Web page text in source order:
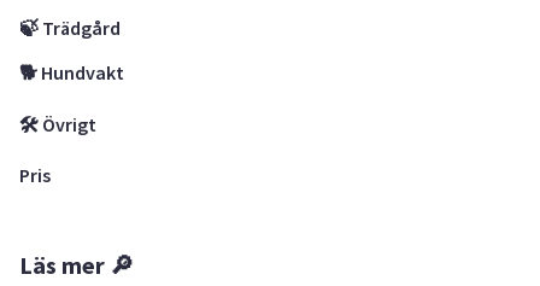
🍃 Trädgård
🐕 Hundvakt
🛠 Övrigt
Pris
Läs mer 🔎